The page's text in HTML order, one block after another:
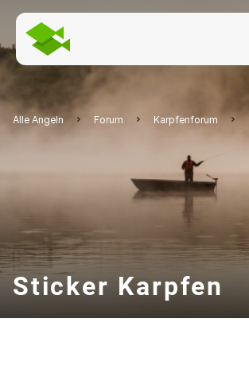
Alle Angeln Forum Karpfenforum
Sticker Karpfen